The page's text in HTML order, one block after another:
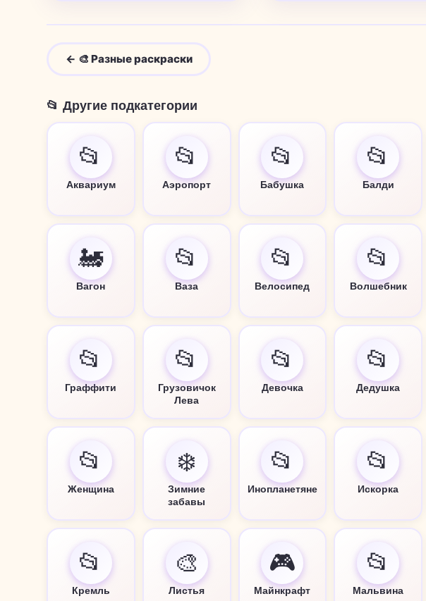
← 🎨 Разные раскраски
📂 Другие подкатегории
📂
Аквариум
📂
Аэропорт
📂
Бабушка
📂
Балди
🚂
Вагон
📂
Ваза
📂
Велосипед
📂
Волшебник
📂
Граффити
📂
Грузовичок
Лева
📂
Девочка
📂
Дедушка
📂
Женщина
❄️
Зимние
забавы
📂
Инопланетяне
📂
Искорка
📂
Кремль
🎨
Листья
🎮
Майнкрафт
📂
Мальвина